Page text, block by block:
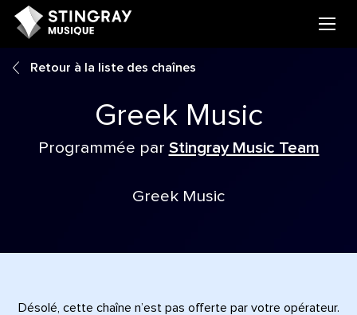
Retour à la liste des chaînes
Greek Music
Programmée par Stingray Music Team
Greek Music
Désolé, cette chaîne n’est pas offerte par votre opérateur.